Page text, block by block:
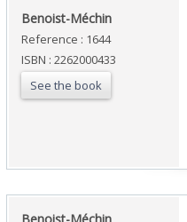
‎Benoist-Méchin‎
Reference : 1644
ISBN : 2262000433
See the book